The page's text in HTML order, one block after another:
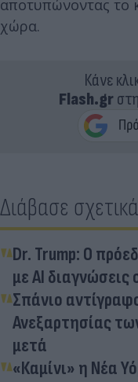
αποτυπώνοντας το
χώρα.
Κάνε
Flash.gr
Διάβασε σχετικά
Dr. Trump: Ο
με AI διαγνώσεις
Σπάνιο
Ανεξαρτησίας
μετά
«Καμίνι» η Νέα